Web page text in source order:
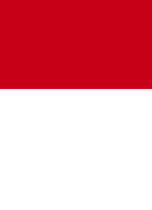
Facebook
SE LinkIn